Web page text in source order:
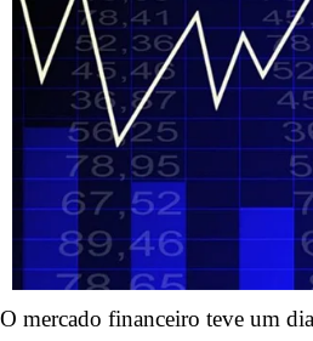
O mercado financeiro teve um